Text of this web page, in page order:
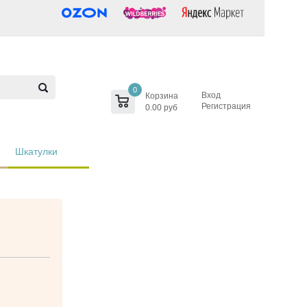
0
Корзина
0.00 руб
Вход
Регистрация
Шкатулки